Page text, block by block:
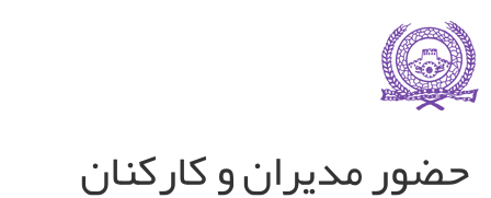
حضور مدیران و کارکنان